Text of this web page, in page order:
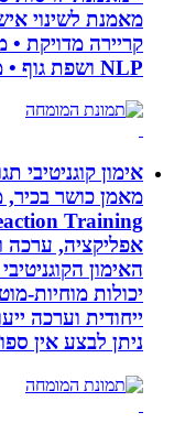
מאמנת לשינוי אישי
קריירה מדויקת •
NLP ושפת גוף • מרצה לקהלים שונים
אימון קוגניטיבי
מאמן כושר בכיר,
אפליקציה, ערכה
האימון הקוגניטיבי
יכולות מוחיות-
ניתן לבצע אין ספור